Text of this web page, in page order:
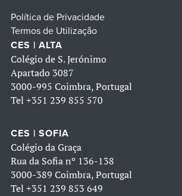
Política de Privacidade
Termos de Utilização
CES | ALTA
Colégio de S. Jerónimo
Apartado 3087
3000-995 Coimbra, Portugal
Tel +351 239 855 570
CES | SOFIA
Colégio da Graça
Rua da Sofia nº 136-138
3000-389 Coimbra, Portugal
Tel +351 239 853 649